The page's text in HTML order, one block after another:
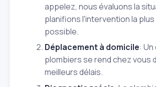
appelez, nous évaluons la
planifions l'intervention la
possible.
Déplacement à domicile:
plombiers se rend chez vous
meilleurs délais.